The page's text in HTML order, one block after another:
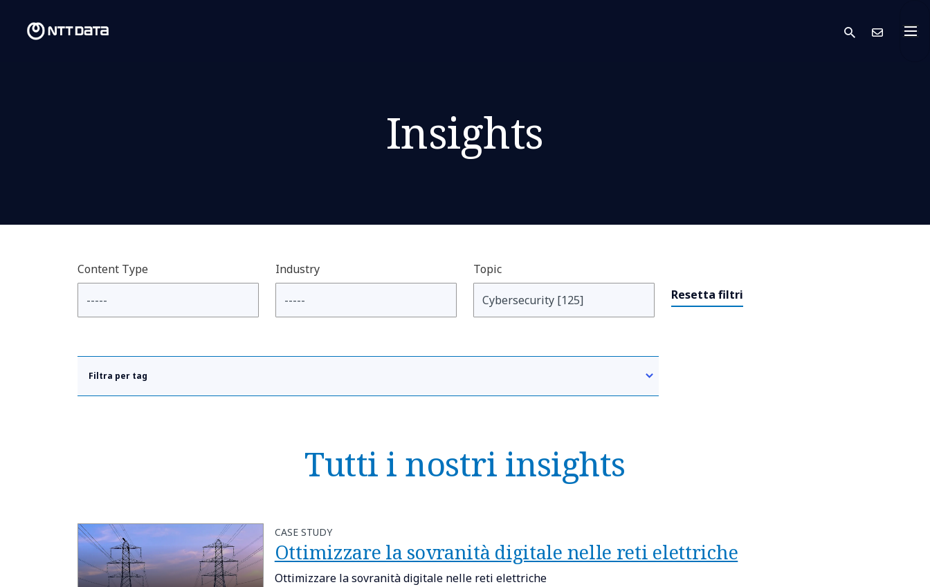
search
Insights
Content Type Industry
Topic
Resetta filtri
Filtra per tag
Tutti i nostri insights
CASE STUDY
Ottimizzare la sovranità digitale nelle reti elettriche
Ottimizzare la sovranità digitale nelle reti elettriche